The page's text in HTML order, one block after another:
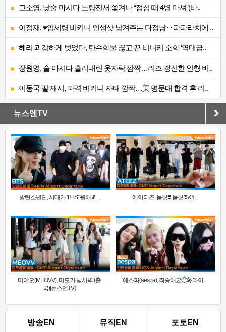
고소영, 낮술 마시다 노량진서 쫓겨나 “점심 때 4병 마셔”(바..
이정재, ♥임세령 비키니 인생샷 남겨주는 다정남‥파파라치에 ..
혜리 과감하게 벗었다, 탄수화물 끊고 끈 비니키 소화 ‘역대급..
장원영, 술 마시다 흘러내린 옷자락 깜짝…리즈 갱신한 인형 비..
이동국 딸 재시, 파격 비키니 자태 깜짝…美 명문대 합격 후 리..
뉴스엔TV
방탄소년단, 시대가 ‘BTS’ 원해🎵 .. 에이티즈, 둠칫❣️ 둠칫❣&#..
미야오(MEOVV), 미모가 넘사벽 (출
국)[뉴스엔TV]
에스파(aespa), 죄송해요🥺🎤마이..
방송EN 뮤직EN 포토EN